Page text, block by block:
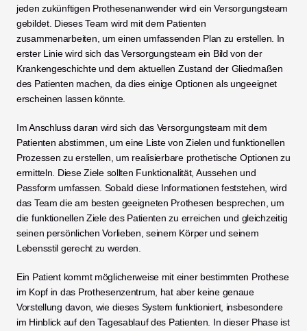
jeden zukünftigen Prothesenanwender wird ein Versorgungsteam
gebildet. Dieses Team wird mit dem Patienten
zusammenarbeiten, um einen umfassenden Plan zu erstellen. In
erster Linie wird sich das Versorgungsteam ein Bild von der
Krankengeschichte und dem aktuellen Zustand der Gliedmaßen
des Patienten machen, da dies einige Optionen als ungeeignet
erscheinen lassen könnte.
Im Anschluss daran wird sich das Versorgungsteam mit dem
Patienten abstimmen, um eine Liste von Zielen und funktionellen
Prozessen zu erstellen, um realisierbare prothetische Optionen zu
ermitteln. Diese Ziele sollten Funktionalität, Aussehen und
Passform umfassen. Sobald diese Informationen feststehen, wird
das Team die am besten geeigneten Prothesen besprechen, um
die funktionellen Ziele des Patienten zu erreichen und gleichzeitig
seinen persönlichen Vorlieben, seinem Körper und seinem
Lebensstil gerecht zu werden.
Ein Patient kommt möglicherweise mit einer bestimmten Prothese
im Kopf in das Prothesenzentrum, hat aber keine genaue
Vorstellung davon, wie dieses System funktioniert, insbesondere
im Hinblick auf den Tagesablauf des Patienten. In dieser Phase ist